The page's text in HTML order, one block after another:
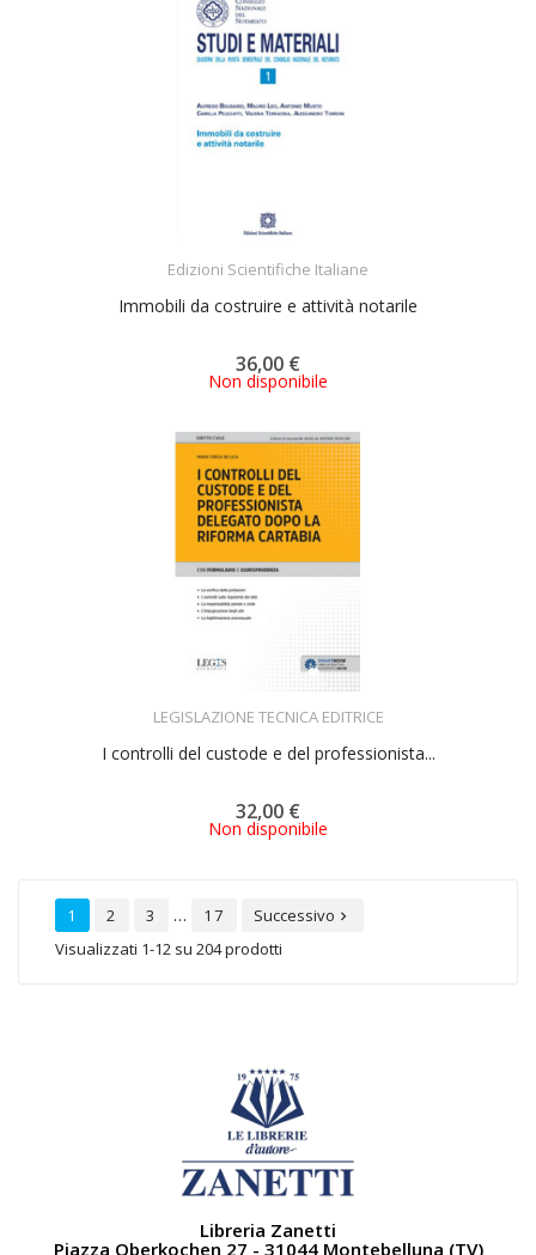
Edizioni Scientifiche Italiane
Immobili da costruire e attività notarile
36,00 €
Non disponibile
LEGISLAZIONE TECNICA EDITRICE
I controlli del custode e del professionista...
32,00 €
Non disponibile
1 2 3 … 17 Successivo 
Visualizzati 1-12 su 204 prodotti
Libreria Zanetti
Piazza Oberkochen 27 - 31044 Montebelluna (TV)